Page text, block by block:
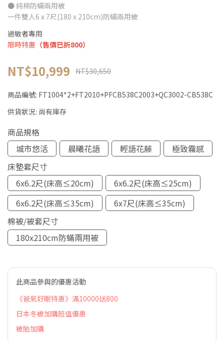
● 純棉防蟎兩用被
一件雙人6 x 7尺(180 x 210cm)防蟎兩用被
過敏者專用
限時特惠 （售價已折800）
NT$10,999 NT$30,650
商品編號: FT1004*2+FT2010+PFCB538C2003+QC3002-CB538C
供貨狀況: 尚有庫存
商品規格
城市悠活
晨曦花語 輕語花藤
極致霧感
床墊套尺寸
6x6.2尺(床高≤20cm)
6x6.2尺(床高≤25cm)
6x6.2尺(床高≤35cm)
6x7尺(床高≤35cm)
棉被/被套尺寸
180x210cm防蟎兩用被
此商品參與的優惠活動
《爸氣好眠特惠》滿10000送800
日本冬被加購超值優惠
被胎加購